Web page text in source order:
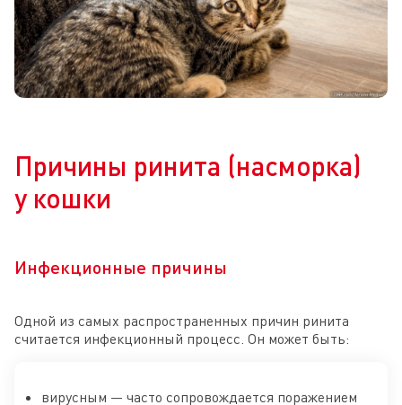
Причины ринита (насморка)
у кошки
Инфекционные причины
Одной из самых распространенных причин ринита
считается инфекционный процесс. Он может быть:
вирусным — часто сопровождается поражением